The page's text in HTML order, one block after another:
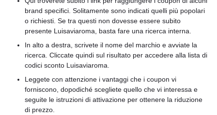
brand specifici. Solitamente sono indicati quelli più popolari
o richiesti. Se tra questi non dovesse essere subito
presente Luisaviaroma, basta fare una ricerca interna.
In alto a destra, scrivete il nome del marchio e avviate la
ricerca. Cliccate quindi sul risultato per accedere alla lista di
codici sconto Luisaviaroma.
Leggete con attenzione i vantaggi che i coupon vi
forniscono, dopodiché scegliete quello che vi interessa e
seguite le istruzioni di attivazione per ottenere la riduzione
di prezzo.